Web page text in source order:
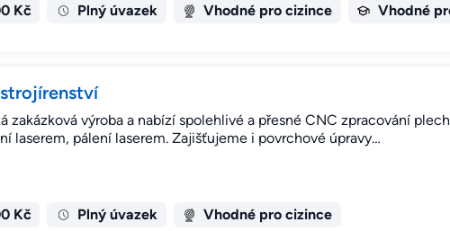
Kč Plný úvazek Vhodné pro cizince Vhodné
zakázková výroba a nabízí spolehlivé a přesné CNC zpracování
laserem, pálení laserem. Zajišťujeme i povrchové úpravy…
Kč Plný úvazek Vhodné pro cizince